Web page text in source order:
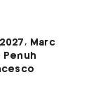
Marc
Penuh